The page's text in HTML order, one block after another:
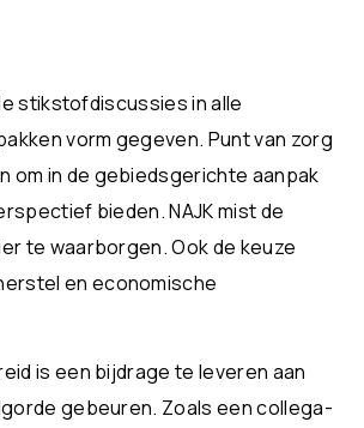
stikstofdiscussies in alle
vorm gegeven. Punt van zorg
om in de gebiedsgerichte aanpak
bieden. NAJK mist de
te waarborgen. Ook de keuze
en economische
is een bijdrage te leveren aan
gebeuren. Zoals een collega-